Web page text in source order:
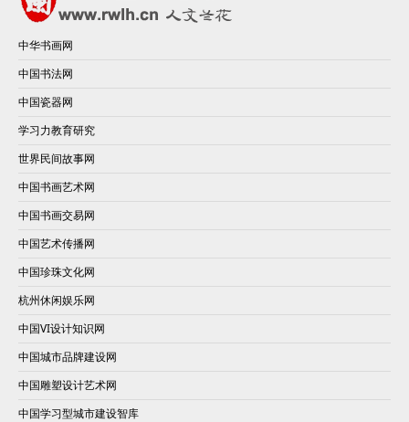
中华书画网
中国书法网
中国瓷器网
学习力教育研究
世界民间故事网
中国书画艺术网
中国书画交易网
中国艺术传播网
中国珍珠文化网
杭州休闲娱乐网
中国VI设计知识网
中国城市品牌建设网
中国雕塑设计艺术网
中国学习型城市建设智库